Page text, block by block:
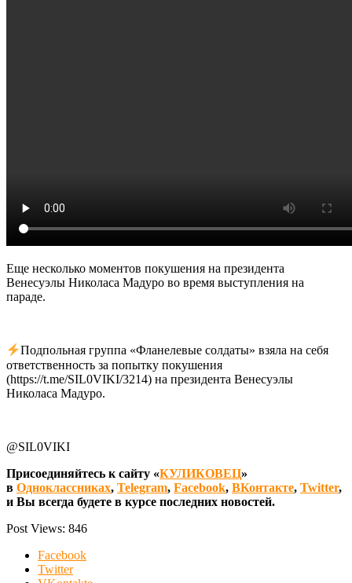
Еще несколько моментов покушения на президента
Венесуэлы Николаса Мадуро во время выступления на
параде.
Подпольная группа «Фланелевые солдаты» взяла на себя
ответственность за попытку покушения
(https://t.me/SIL0VIKI/3214) на президента Венесуэлы
Николаса Мадуро.
@SIL0VIKI
Присоединяйтесь к сайту «КУЛИКОВЕЦ»
в Одноклассниках, Telegram, Facebook, ВКонтакте, Twitter,
и Вы всегда будете в курсе последних новостей.
Post Views: 846
Facebook
Twitter